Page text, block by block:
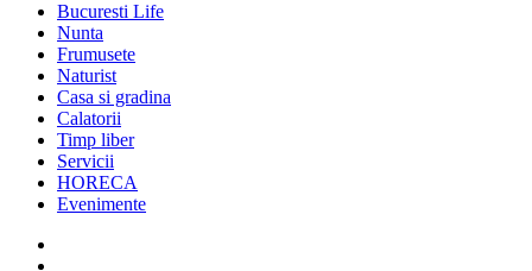
Bucuresti Life
Nunta
Frumusete
Naturist
Casa si gradina
Calatorii
Timp liber
Servicii
HORECA
Evenimente